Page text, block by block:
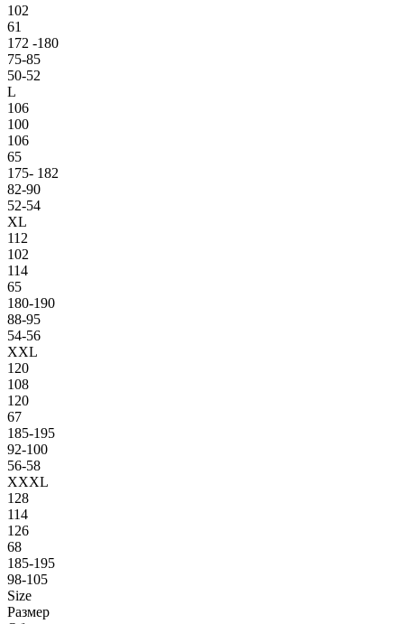
102
61
172 -180
75-85
50-52
L
106
100
106
65
175- 182
82-90
52-54
XL
112
102
114
65
180-190
88-95
54-56
XXL
120
108
120
67
185-195
92-100
56-58
XXXL
128
114
126
68
185-195
98-105
Size
Размер